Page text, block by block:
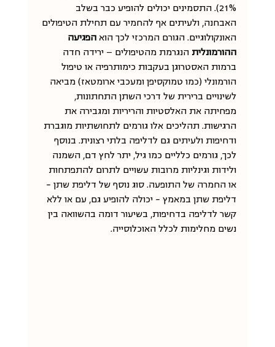
21%). התסמינים יכולים להופיע כבר בשלב
האבחנה, ולעיתים אף להחמיר עם תחילת הטיפולים
האונקולוגיים. הגורם המרכזי לכך הוא הפגיעה
ההורמונלית הנגרמת מהטיפולים — ירידה חדה
ברמות האסטרוגן בעקבות כימותרפיה או טיפול
הורמונלי (כמו טמוקסיפן ומעכבי ארומטאז) מביאה
לשינויים ברירית של דרכי השתן התחתונות,
מפחיתה את האלסטיות והריריות ומגבירה את
הרגישות. תהליכים אלו גורמים לתחושתיות מוגברת
ודחיפות ולעיתים גם לדליפה בלתי רצונית. בנוסף
לכך, גורמים כלליים כמו גיל, יתר לחץ דם, השמנה
ולידות וגינליות מרובות עשויים לתרום להתפתחות
או החמרה של התופעה. סוג נוסף של דליפת שתן -
דליפת שתן במאמץ - יכולה להופיע גם, עם או ללא
קשר לדליפה בדחיפות, בשיעור דומה בהשוואה בין
נשים מחלימות לכלל האוכלוסייה.